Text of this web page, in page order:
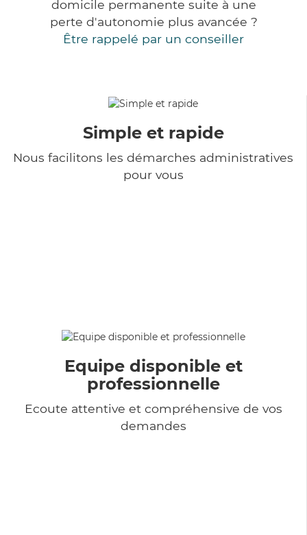
domicile permanente suite à une
perte d'autonomie plus avancée ?
Être rappelé par un conseiller
Simple et rapide
Nous facilitons les démarches administratives
pour vous
Equipe disponible et
professionnelle
Ecoute attentive et compréhensive de vos
demandes